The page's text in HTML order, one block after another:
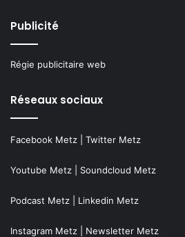
Publicité
Régie publicitaire web
Réseaux sociaux
Facebook Metz Twitter Metz
Youtube Metz Soundcloud Metz
Podcast Metz Linkedin Metz
Instagram Metz Newsletter Metz